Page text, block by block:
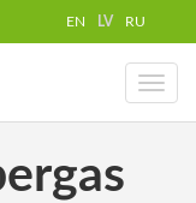
EN LV RU
Toggle